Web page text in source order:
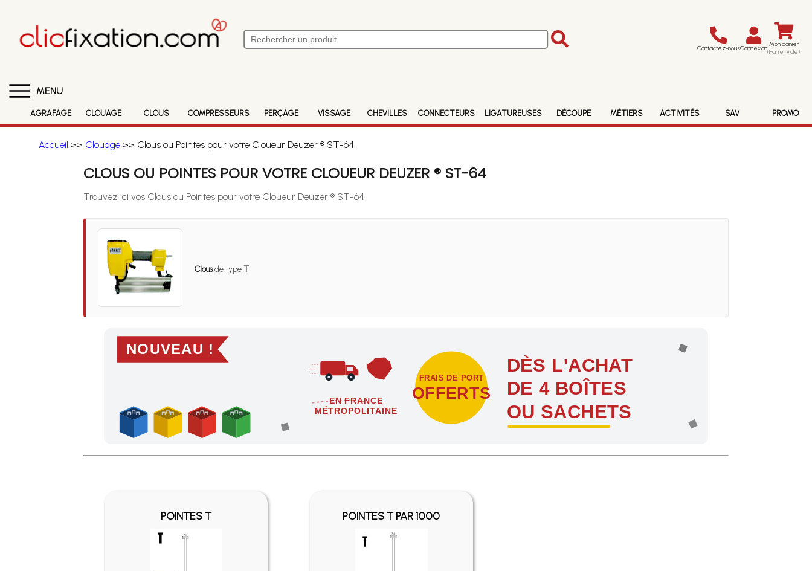
Contactez-nousConnexion Mon panier
(Panier vide)
MENU
AGRAFAGE CLOUAGE CLOUS COMPRESSEURS PERÇAGE VISSAGE CHEVILLES CONNECTEURS LIGATUREUSES DÉCOUPE MÉTIERS ACTIVITÉS SAV PROMO
Accueil >> Clouage>> Clous ou Pointes pour votre Cloueur Deuzer ® ST-64
CLOUS OU POINTES POUR VOTRE CLOUEUR DEUZER ® ST-64
Trouvez ici vos Clous ou Pointes pour votre Cloueur Deuzer ® ST-64
Clousde typeT
NOUVEAU !
EN FRANCE
MÉTROPOLITAINE
FRAIS DE PORT
OFFERTS
DÈS L'ACHAT
DE 4 BOÎTES
OU SACHETS
Profitez des Frais de port offerts en France métropolitaine dès l'achat de 4 sachets ou boîtes d'agrafes ou de pointes !
POINTES T POINTES T PAR 1000